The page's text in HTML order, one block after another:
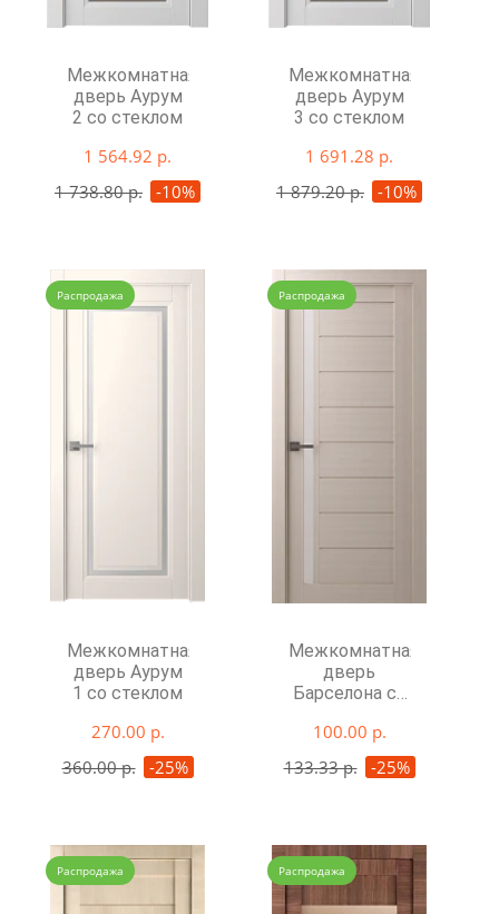
Межкомнатная
дверь Аурум
2 со стеклом
1 564.92 р.
1 738.80 р. -10%
Межкомнатная
дверь Аурум
3 со стеклом
1 691.28 р.
1 879.20 р. -10%
Распродажа
Межкомнатная
дверь Аурум
1 со стеклом
270.00 р.
360.00 р.
-25%
Распродажа
Межкомнатная
дверь
Барселона со
100.00 р.
133.33 р.
-25%
Распродажа Распродажа